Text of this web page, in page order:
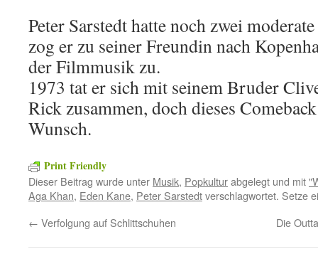
Peter Sarstedt hatte noch zwei
zog er zu seiner Freundin nach
der Filmmusik zu.
1973 tat er sich mit seinem Bruder
Rick zusammen, doch dieses
Wunsch.
Print Friendly
Dieser Beitrag wurde unter Musik, Popkulturabgelegt und mit
Aga Khan, Eden Kane, Peter Sarstedtverschlagwortet. Setze
← Verfolgung auf Schlittschuhen Die